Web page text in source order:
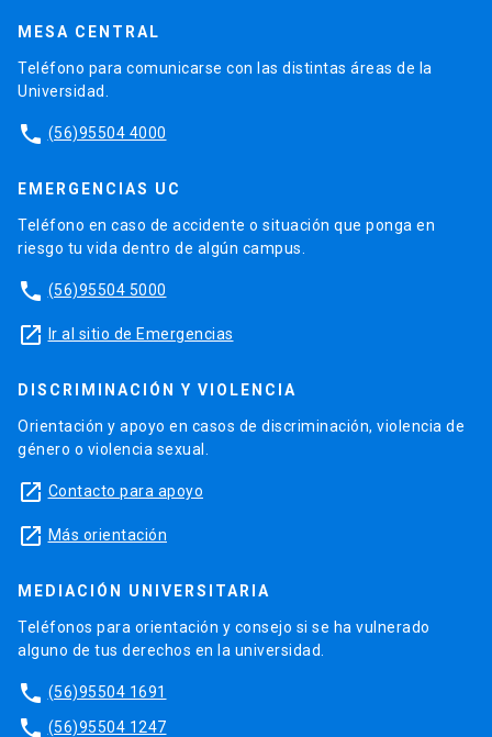
MESA CENTRAL
Teléfono para comunicarse con las distintas áreas de la
Universidad.
phone (56)95504 4000
EMERGENCIAS UC
Teléfono en caso de accidente o situación que ponga en
riesgo tu vida dentro de algún campus.
phone (56)95504 5000
launch Ir al sitio de Emergencias
DISCRIMINACIÓN Y VIOLENCIA
Orientación y apoyo en casos de discriminación, violencia de
género o violencia sexual.
launch Contacto para apoyo
launch Más orientación
MEDIACIÓN UNIVERSITARIA
Teléfonos para orientación y consejo si se ha vulnerado
alguno de tus derechos en la universidad.
phone (56)95504 1691
phone (56)95504 1247